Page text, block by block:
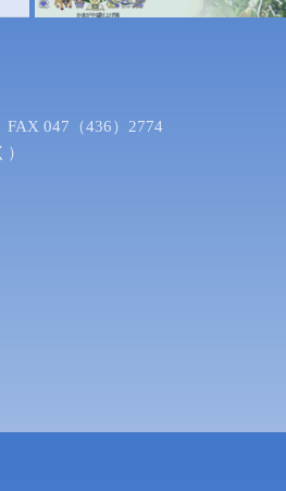
047（436）2774